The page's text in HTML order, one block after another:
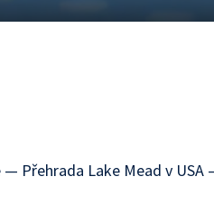
Přehrada Lake Mead v USA